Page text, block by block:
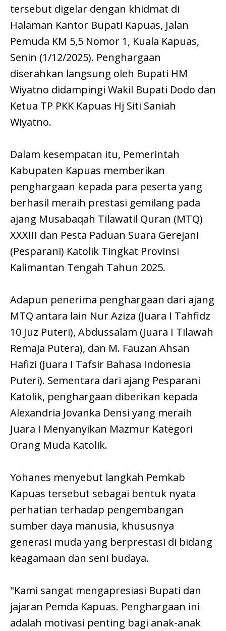
tersebut digelar dengan khidmat di
Halaman Kantor Bupati Kapuas, Jalan
Pemuda KM 5,5 Nomor 1, Kuala Kapuas,
Senin (1/12/2025). Penghargaan
diserahkan langsung oleh Bupati HM
Wiyatno didampingi Wakil Bupati Dodo dan
Ketua TP PKK Kapuas Hj Siti Saniah
Wiyatno.
Dalam kesempatan itu, Pemerintah
Kabupaten Kapuas memberikan
penghargaan kepada para peserta yang
berhasil meraih prestasi gemilang pada
ajang Musabaqah Tilawatil Quran (MTQ)
XXXIII dan Pesta Paduan Suara Gerejani
(Pesparani) Katolik Tingkat Provinsi
Kalimantan Tengah Tahun 2025.
Adapun penerima penghargaan dari ajang
MTQ antara lain Nur Aziza (Juara I Tahfidz
10 Juz Puteri), Abdussalam (Juara I Tilawah
Remaja Putera), dan M. Fauzan Ahsan
Hafizi (Juara I Tafsir Bahasa Indonesia
Puteri). Sementara dari ajang Pesparani
Katolik, penghargaan diberikan kepada
Alexandria Jovanka Densi yang meraih
Juara I Menyanyikan Mazmur Kategori
Orang Muda Katolik.
Yohanes menyebut langkah Pemkab
Kapuas tersebut sebagai bentuk nyata
perhatian terhadap pengembangan
sumber daya manusia, khususnya
generasi muda yang berprestasi di bidang
keagamaan dan seni budaya.
"Kami sangat mengapresiasi Bupati dan
jajaran Pemda Kapuas. Penghargaan ini
adalah motivasi penting bagi anak-anak